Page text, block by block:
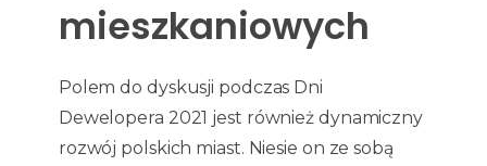
mieszkaniowych
Polem do dyskusji podczas Dni
Dewelopera 2021 jest również dynamiczny
rozwój polskich miast. Niesie on ze sobą